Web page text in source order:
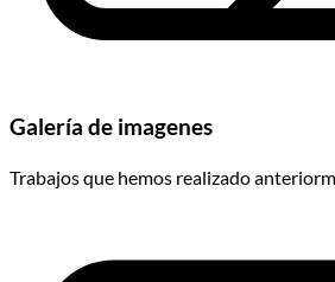
Galería de imagenes
Trabajos que hemos realizado